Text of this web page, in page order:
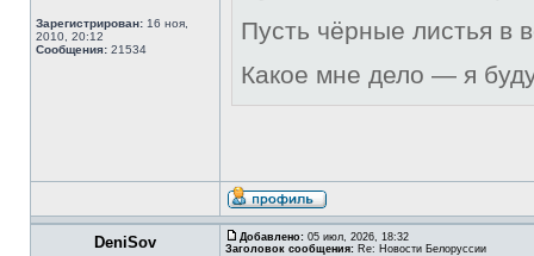
Зарегистрирован: 16 ноя,
2010, 20:12
Сообщения: 21534
Пусть чёрные листья в
Какое мне дело — я
DeniSov Добавлено: 05 июл, 2026, 18:32
Заголовок сообщения: Re: Новости Белоруссии